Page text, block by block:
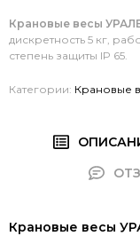
Крановые весы
дискретность 5 кг,
степень защиты IP 65.
Категории: Крановые
Крановые весы